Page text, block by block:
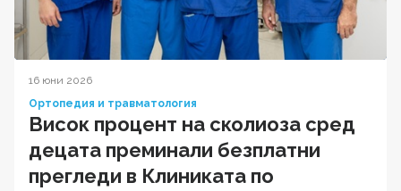
16 юни 2026
Ортопедия и травматология
Висок процент на сколиоза сред
децата преминали безплатни
прегледи в Клиниката по